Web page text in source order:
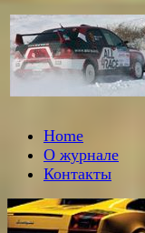
Home
О журнале
Контакты